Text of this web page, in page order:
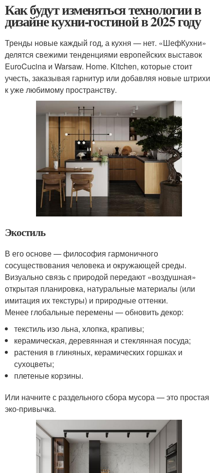
Как будут изменяться технологии в
дизайне кухни-гостиной в 2025 году
Тренды новые каждый год, а кухня — нет. «ШефКухни»
делятся свежими тенденциями европейских выставок
EuroCucina и Warsaw. Home. Kitchen, которые стоит
учесть, заказывая гарнитур или добавляя новые штрихи
к уже любимому пространству.
Экостиль
В его основе — философия гармоничного
сосуществования человека и окружающей среды.
Визуально связь с природой передают «воздушная»
открытая планировка, натуральные материалы (или
имитация их текстуры) и природные оттенки.
Менее глобальные перемены — обновить декор:
текстиль изо льна, хлопка, крапивы;
керамическая, деревянная и стеклянная посуда;
растения в глиняных, керамических горшках и
сухоцветы;
плетеные корзины.
Или начните с раздельного сбора мусора — это простая
эко-привычка.